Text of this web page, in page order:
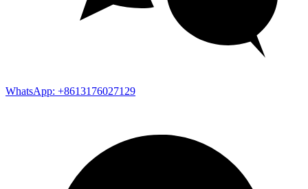
WhatsApp: +8613176027129